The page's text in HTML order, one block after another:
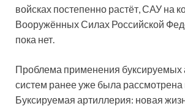
войсках постепенно растёт, САУ на
Вооружённых Силах Российской
пока нет.
Проблема применения буксируемых
систем ранее уже была
Буксируемая артиллерия: новая